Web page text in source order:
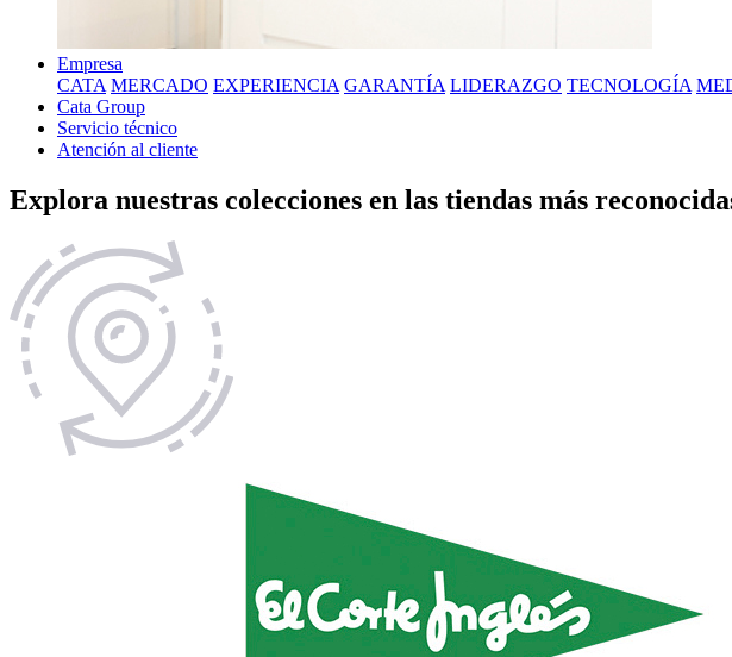
Empresa
CATA MERCADO EXPERIENCIA GARANTÍA LIDERAZGO TECNOLOGÍA
Cata Group
Servicio técnico
Atención al cliente
Explora nuestras colecciones en las tiendas más